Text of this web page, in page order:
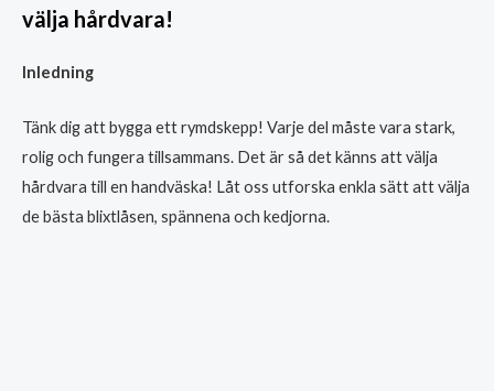
välja hårdvara!
Inledning
Tänk dig att bygga ett rymdskepp! Varje del måste vara stark,
rolig och fungera tillsammans. Det är så det känns att välja
hårdvara till en handväska! Låt oss utforska enkla sätt att välja
de bästa blixtlåsen, spännena och kedjorna.